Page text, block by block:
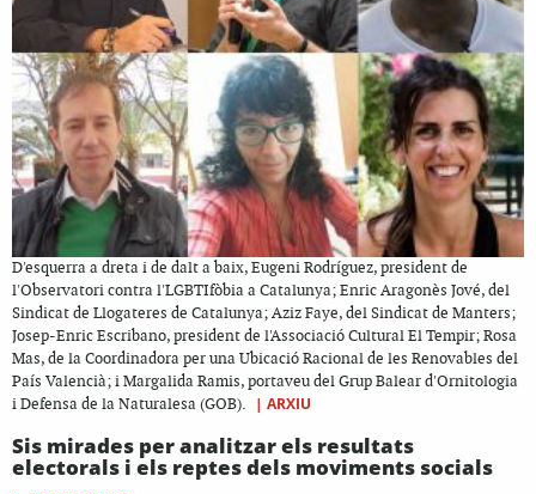
D'esquerra a dreta i de dalt a baix, Eugeni Rodríguez, president de
l'Observatori contra l'LGBTIfòbia a Catalunya; Enric Aragonès Jové, del
Sindicat de Llogateres de Catalunya; Aziz Faye, del Sindicat de Manters;
Josep-Enric Escribano, president de l'Associació Cultural El Tempir; Rosa
Mas, de la Coordinadora per una Ubicació Racional de les Renovables del
País Valencià; i Margalida Ramis, portaveu del Grup Balear d'Ornitologia
i Defensa de la Naturalesa (GOB).
| ARXIU
Sis mirades per analitzar els resultats
electorals i els reptes dels moviments socials